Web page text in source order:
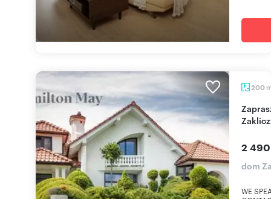
200
Zapraszam do eleganckiej rezydencji 200 m² w
2
dom
WE